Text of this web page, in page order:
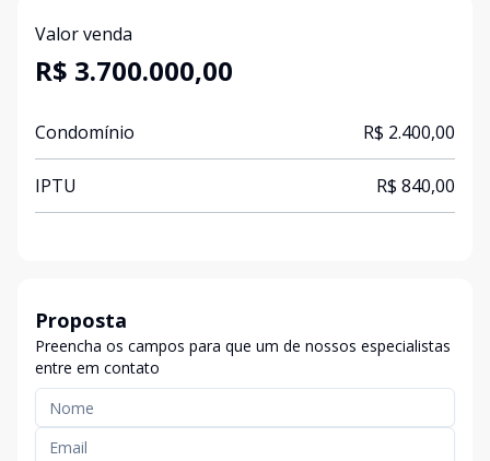
Valor venda
R$ 3.700.000,00
Condomínio R$ 2.400,00
IPTU R$ 840,00
Proposta
Preencha os campos para que um de nossos especialistas
entre em contato